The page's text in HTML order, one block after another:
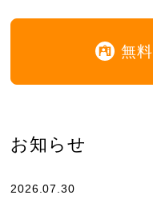
無
お知らせ
2026.07.30